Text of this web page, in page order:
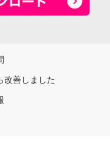
改善しました